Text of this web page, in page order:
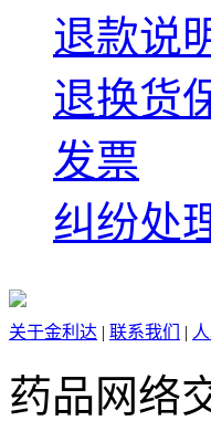
退款说
退换货
发票
纠纷处
关于金利达 | 联系我们 |
药品网络